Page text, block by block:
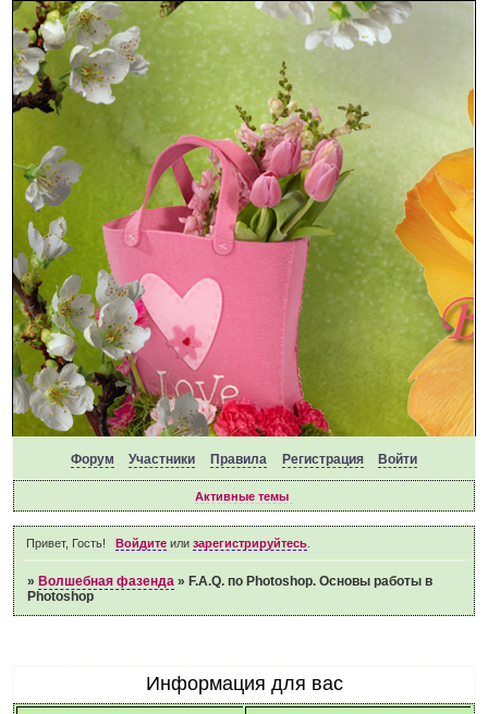
Форум Участники Правила Регистрация Войти
Активные темы
Привет, Гость! Войдитеили зарегистрируйтесь.
» Волшебная фазенда » F.A.Q. по Photoshop. Основы работы в
Photoshop
Информация для вас